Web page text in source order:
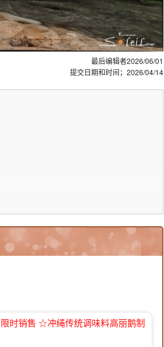
最后编辑者2026/06/01
提交日期和时间； 2026/04/14
时销售 ☆冲绳传统调味料高丽鹅制